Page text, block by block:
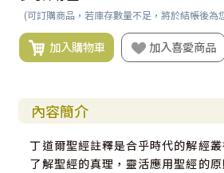
(可訂購商品，若庫存數量不足，將於結帳後為
加入購物車 加入喜愛商品
內容簡介
丁道爾聖經註釋是合乎時代的解經
了解聖經的真理，靈活應用聖經的